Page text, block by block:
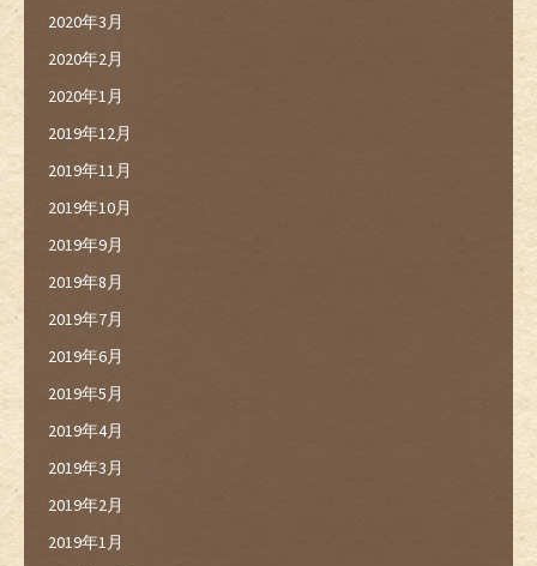
2020年3月
2020年2月
2020年1月
2019年12月
2019年11月
2019年10月
2019年9月
2019年8月
2019年7月
2019年6月
2019年5月
2019年4月
2019年3月
2019年2月
2019年1月